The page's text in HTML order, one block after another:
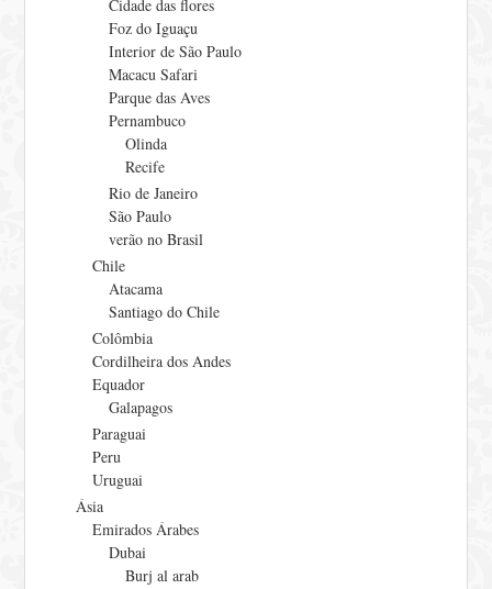
Cidade das flores
Foz do Iguaçu
Interior de São Paulo
Macacu Safari
Parque das Aves
Pernambuco
Olinda
Recife
Rio de Janeiro
São Paulo
verão no Brasil
Chile
Atacama
Santiago do Chile
Colômbia
Cordilheira dos Andes
Equador
Galapagos
Paraguai
Peru
Uruguai
Ásia
Emirados Árabes
Dubai
Burj al arab